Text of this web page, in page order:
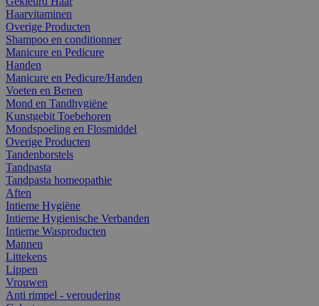
Haarvitaminen
Overige Producten
Shampoo en conditionner
Manicure en Pedicure
Handen
Manicure en Pedicure/Handen
Voeten en Benen
Mond en Tandhygiëne
Kunstgebit Toebehoren
Mondspoeling en Flosmiddel
Overige Producten
Tandenborstels
Tandpasta
Tandpasta homeopathie
Aften
Intieme Hygiëne
Intieme Hygienische Verbanden
Intieme Wasproducten
Mannen
Littekens
Lippen
Vrouwen
Anti rimpel - veroudering